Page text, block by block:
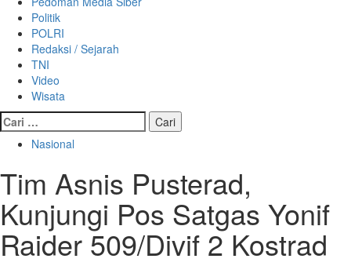
Politik
POLRI
Redaksi / Sejarah
TNI
Video
Wisata
Nasional
Tim Asnis Pusterad,
Kunjungi Pos Satgas Yonif
Raider 509/Divif 2 Kostrad